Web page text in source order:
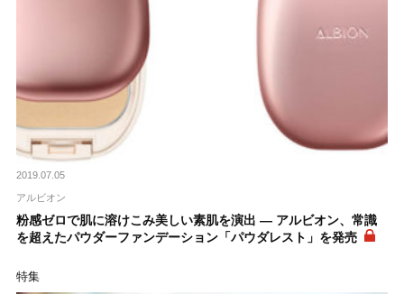
2019.07.05
アルビオン
粉感ゼロで肌に溶けこみ美しい素肌を演出 ― アルビオン、常識
を超えたパウダーファンデーション「パウダレスト」を発売
特集